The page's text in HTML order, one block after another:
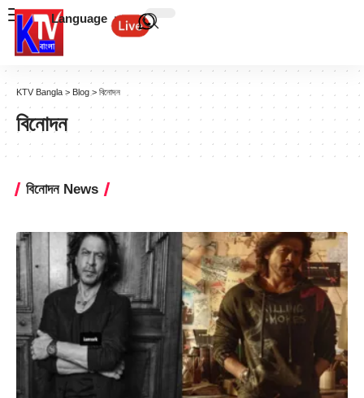
Language
KTV Bangla > Blog > বিনোদন
বিনোদন
বিনোদন News